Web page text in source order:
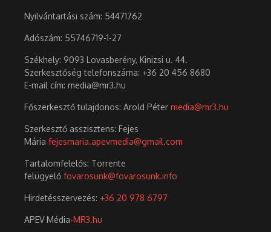
Nyilvántartási szám: 54471762
Adószám: 55746719-1-27
Székhely: 9093 Lovasberény, Kinizsi u. 44.
Szerkesztőség telefonszáma: +36 20 456 8680
E-mail cím: media@mr3.hu
Főszerkesztő tulajdonos: Arold Péter media@mr3.hu
Szerkesztő asszisztens: Fejes
Mária fejesmaria.apevmedia@gmail.com
Tartalomfelelős: Torrente
felügyelő fovarosunk@fovarosunk.info
Hirdetésszervezés: +36 20 978 6797
APEV Média-MR3.hu